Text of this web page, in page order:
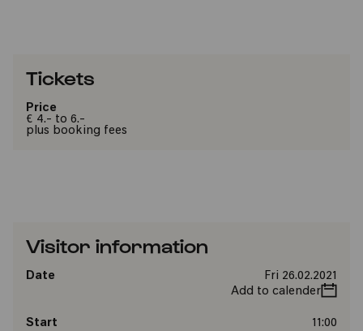
Tickets
Price
€ 4.- to 6.-
plus booking fees
Visitor information
Date
Fri 26.02.2021
Add to calender
Start 11:00